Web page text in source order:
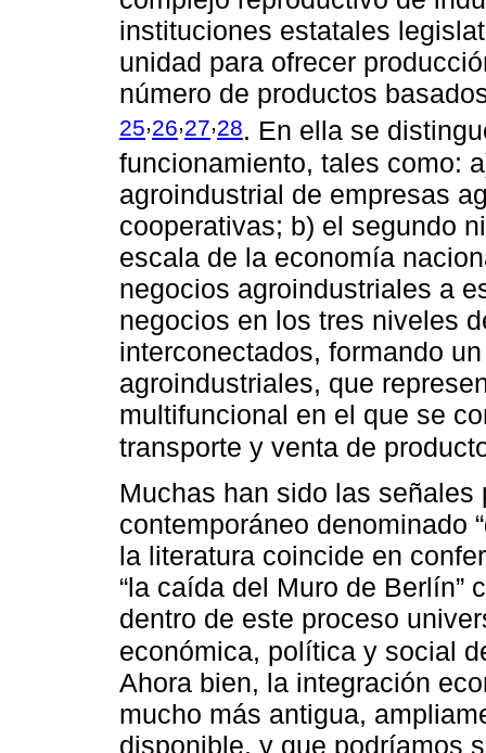
instituciones estatales
unidad para ofrecer
número de productos
25,26,27,28. En ella se
funcionamiento, tales como:
agroindustrial de empresas
cooperativas; b) el segundo
escala de la economía
negocios agroindustriales a
negocios en los tres niveles
interconectados, formando
agroindustriales, que
multifuncional en el que se
transporte y venta de
Muchas han sido las
contemporáneo denominado
la literatura coincide en
“la caída del Muro de Berlín”
dentro de este proceso
económica, política y social
Ahora bien, la integración
mucho más antigua,
disponible, y que podríamos